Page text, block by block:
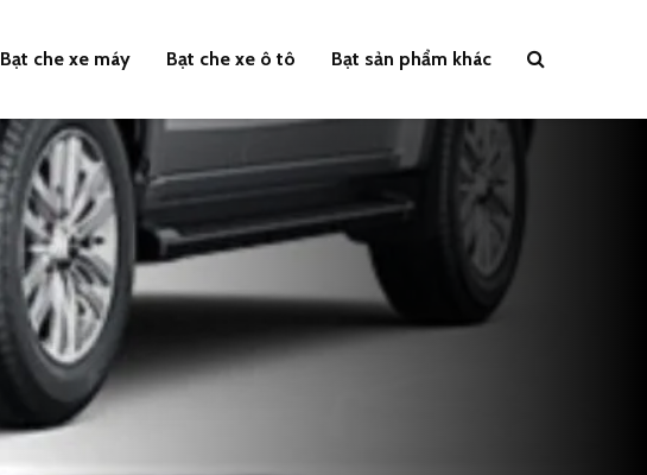
Bạt che xe máy Bạt che xe ô tô Bạt sản phẩm khác